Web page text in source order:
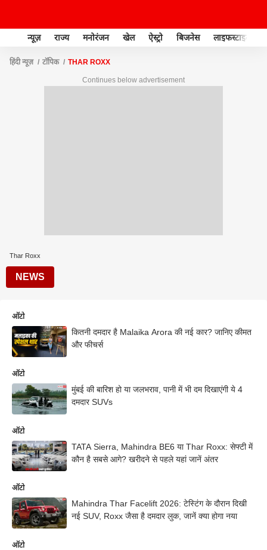
न्यूज़ राज्य मनोरंजन खेल ऐस्ट्रो बिजनेस लाइफस्टाइल
हिंदी न्यूज़ टॉपिक THAR ROXX
Continues below advertisement
Thar Roxx
NEWS
ऑटो
कितनी दमदार है Malaika Arora की नई कार? जानिए कीमत
और फीचर्स
ऑटो
मुंबई की बारिश हो या जलभराव, पानी में भी दम दिखाएंगी ये 4
दमदार SUVs
ऑटो
TATA Sierra, Mahindra BE6 या Thar Roxx: सेफ्टी में
कौन है सबसे आगे? खरीदने से पहले यहां जानें अंतर
ऑटो
Mahindra Thar Facelift 2026: टेस्टिंग के दौरान दिखी
नई SUV, Roxx जैसा है दमदार लुक, जानें क्या होगा नया
ऑटो